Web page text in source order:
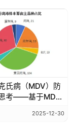
氏病（MDV）防
考——基于MD发
行现状与致病机
析
2025-12-30